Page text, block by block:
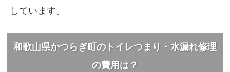
しています。
和歌山県かつらぎ町のトイレつまり・水漏れ修理
の費用は？